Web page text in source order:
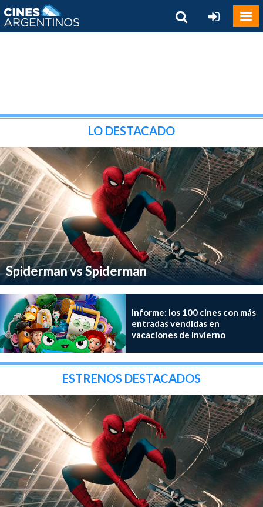
LO DESTACADO
Spiderman vs Spiderman
Informe: los 100 cines con más
entradas vendidas en
vacaciones de invierno
ESTRENOS DESTACADOS